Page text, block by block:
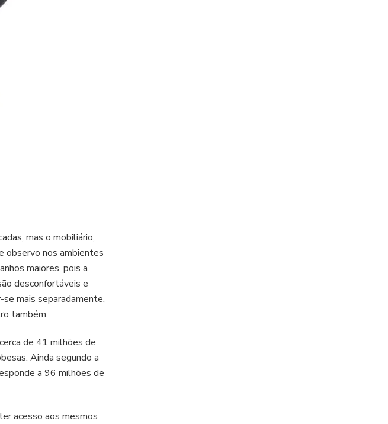
mas o mobiliário,
observo nos ambientes
maiores, pois a
desconfortáveis e
mais separadamente,
também.
de 41 milhões de
Ainda segundo a
a 96 milhões de
acesso aos mesmos